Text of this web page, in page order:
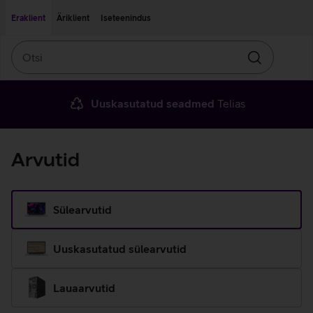
Eraklient
Äriklient Iseteenindus
Otsin
Uuskasutatud seadmed Telias
Arvutid
Sülearvutid
Uuskasutatud sülearvutid
Lauaarvutid